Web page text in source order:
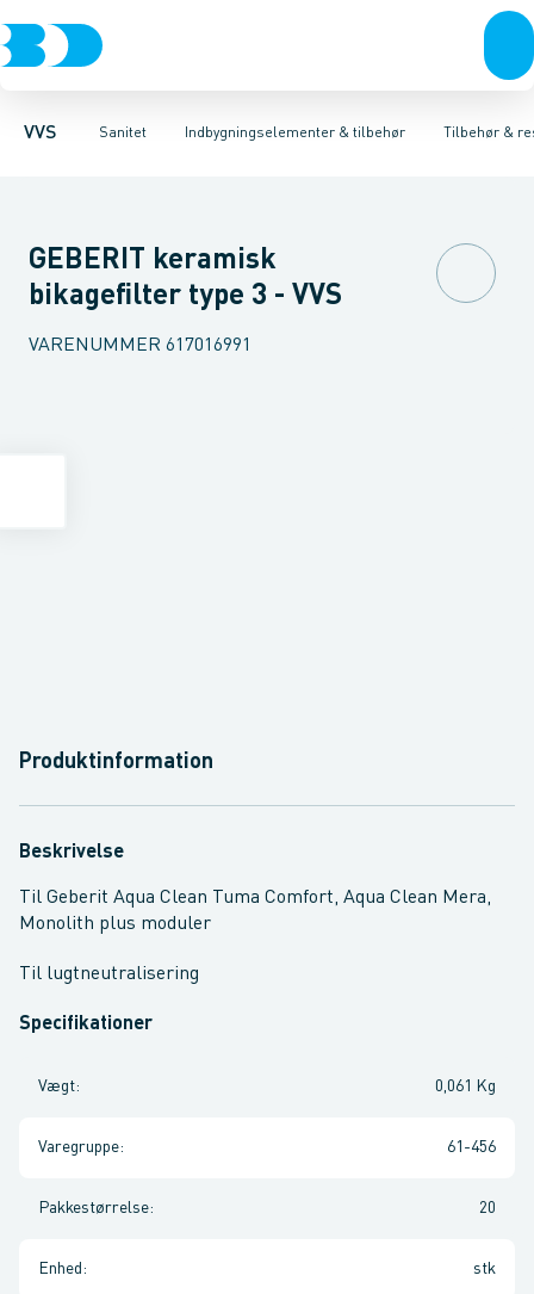
VVS Sanitet
Rør & fittingsPressfittings & rørKuglehaner & ventilerAfløb
Indbygningselementer & tilbehør
Toiletter, sæder og cisternerVaskeArmaturerBrusereTilbehør &
Høje Indbygnings elementerLave Indbygnings elementer
GEBERIT keramisk
bikagefilter type 3 - VVS
VARENUMMER 617016991
Produktinformation
Beskrivelse
Til Geberit Aqua Clean Tuma Comfort, Aqua Clean Mera,
Monolith plus moduler
Til lugtneutralisering
Specifikationer
Vægt: 0,061 Kg
Varegruppe: 61-456
Pakkestørrelse: 20
Enhed : stk